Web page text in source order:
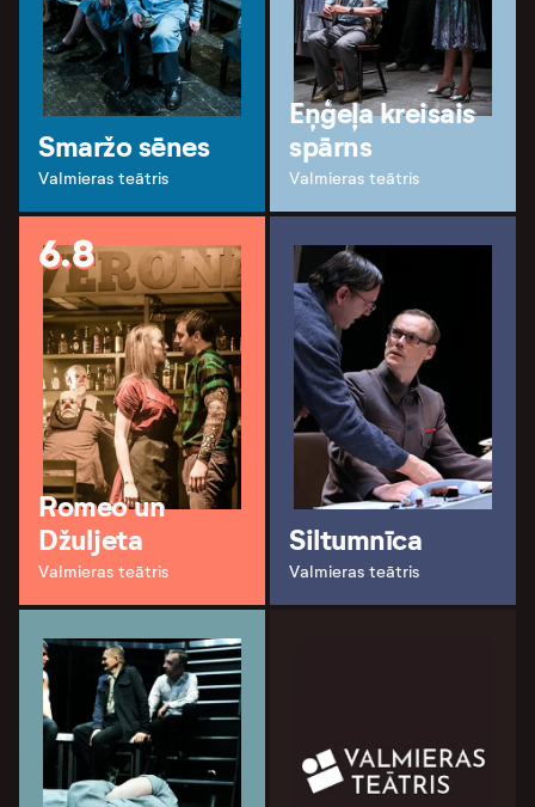
Smaržo sēnes
Valmieras teātris
Eņģeļa kreisais
spārns
Valmieras teātris
6.8
Romeo un
Džuljeta
Valmieras teātris
Siltumnīca
Valmieras teātris